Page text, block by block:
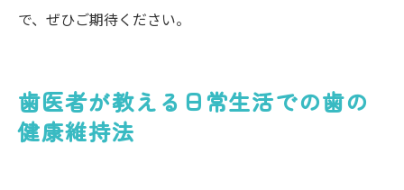
で、ぜひご期待ください。
歯医者が教える日常生活での歯の
健康維持法